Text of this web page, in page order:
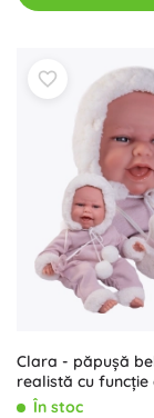
Clara - păpușă
realistă cu funcție
și corp moale
În stoc